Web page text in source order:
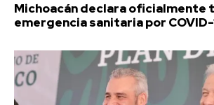
Michoacán declara oficialmente
emergencia sanitaria por COVID-